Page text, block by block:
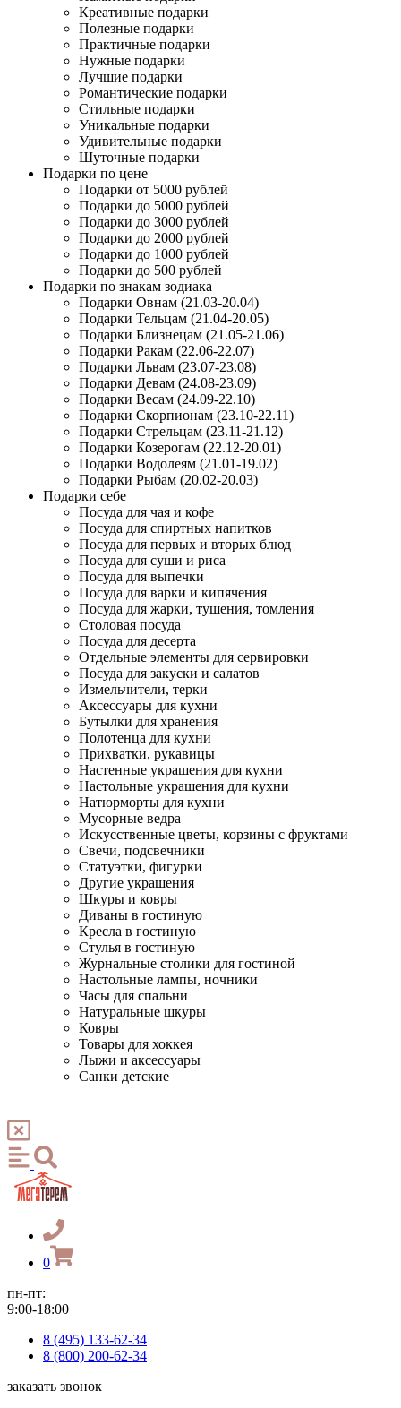
Креативные подарки
Полезные подарки
Практичные подарки
Нужные подарки
Лучшие подарки
Романтические подарки
Стильные подарки
Уникальные подарки
Удивительные подарки
Шуточные подарки
Подарки по цене
Подарки от 5000 рублей
Подарки до 5000 рублей
Подарки до 3000 рублей
Подарки до 2000 рублей
Подарки до 1000 рублей
Подарки до 500 рублей
Подарки по знакам зодиака
Подарки Овнам (21.03-20.04)
Подарки Тельцам (21.04-20.05)
Подарки Близнецам (21.05-21.06)
Подарки Ракам (22.06-22.07)
Подарки Львам (23.07-23.08)
Подарки Девам (24.08-23.09)
Подарки Весам (24.09-22.10)
Подарки Скорпионам (23.10-22.11)
Подарки Стрельцам (23.11-21.12)
Подарки Козерогам (22.12-20.01)
Подарки Водолеям (21.01-19.02)
Подарки Рыбам (20.02-20.03)
Подарки себе
Посуда для чая и кофе
Посуда для спиртных напитков
Посуда для первых и вторых блюд
Посуда для суши и риса
Посуда для выпечки
Посуда для варки и кипячения
Посуда для жарки, тушения, томления
Столовая посуда
Посуда для десерта
Отдельные элементы для сервировки
Посуда для закуски и салатов
Измельчители, терки
Аксессуары для кухни
Бутылки для хранения
Полотенца для кухни
Прихватки, рукавицы
Настенные украшения для кухни
Настольные украшения для кухни
Натюрморты для кухни
Мусорные ведра
Искусственные цветы, корзины с фруктами
Свечи, подсвечники
Статуэтки, фигурки
Другие украшения
Шкуры и ковры
Диваны в гостиную
Кресла в гостиную
Стулья в гостиную
Журнальные столики для гостиной
Настольные лампы, ночники
Часы для спальни
Натуральные шкуры
Ковры
Товары для хоккея
Лыжи и аксессуары
Санки детские
0
пн-пт:
9:00-18:00
8 (495) 133-62-34
8 (800) 200-62-34
заказать звонок